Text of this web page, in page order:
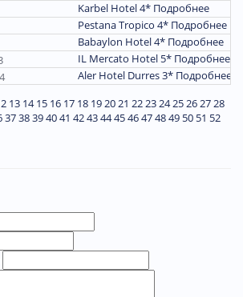
Karbel Hotel 4* Подробнее
Pestana Tropico 4* Подробнее
Babaylon Hotel 4* Подробнее
IL Mercato Hotel 5* Подробнее
Aler Hotel Durres 3* Подробнее
13 14 15 16 17 18 19 20 21 22 23 24 25 26 27 28
3738394041 4243444546474849 50 51 52